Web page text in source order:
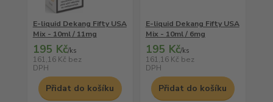
E-liquid Dekang Fifty USA
Mix - 10ml / 11mg
195 Kč/ks
161,16 Kč bez
DPH
Přidat do košíku
E-liquid Dekang Fifty USA
Mix - 10ml / 6mg
195 Kč/ks
161,16 Kč bez
DPH
Přidat do košíku